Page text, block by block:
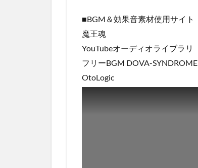
■BGM＆効果音素材使用サイト
魔王魂
YouTubeオーディオライブラリ
フリーBGM DOVA-SYNDROME
OtoLogic